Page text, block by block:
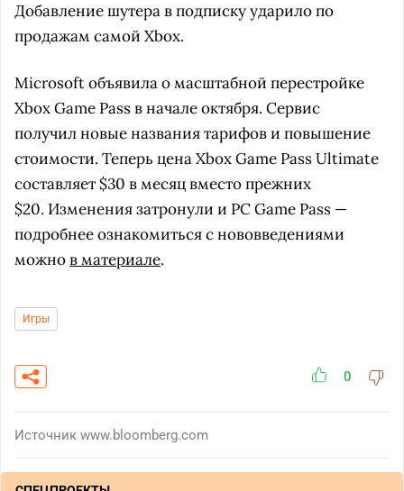
Добавление шутера в подписку ударило по
продажам самой Xbox.
Microsoft объявила о масштабной перестройке
Xbox Game Pass в начале октября. Сервис
получил новые названия тарифов и повышение
стоимости. Теперь цена Xbox Game Pass Ultimate
составляет $30 в месяц вместо прежних
$20. Изменения затронули и PC Game Pass —
подробнее ознакомиться с нововведениями
можнов материале.
Игры
0
Источник www.bloomberg.com